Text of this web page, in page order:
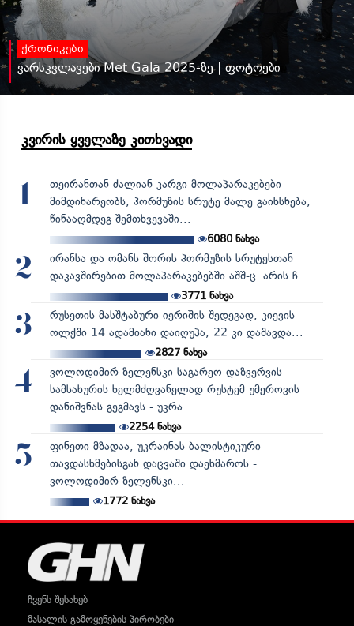
ქრონიკები
ვარსკვლავები Met Gala 2025-ზე | ფოტოები
კვირის ყველაზე კითხვადი
1
თეირანთან ძალიან კარგი მოლაპარაკებები
მიმდინარეობს, ჰორმუზის სრუტე მალე გაიხსნება,
წინააღმდეგ შემთხვევაში...
6080ნახვა
2
ირანსა და ომანს შორის ჰორმუზის სრუტესთან
დაკავშირებით მოლაპარაკებებში აშშ-ც არის ჩ...
3771ნახვა
3
რუსეთის მასშტაბური იერიშის შედეგად, კიევის
ოლქში 14 ადამიანი დაიღუპა, 22 კი დაშავდა...
2827ნახვა
4
ვოლოდიმირ ზელენსკი საგარეო დაზვერვის
სამსახურის ხელმძღვანელად რუსტემ უმეროვის
დანიშვნას გეგმავს - უკრა...
2254ნახვა
5
ფინეთი მზადაა, უკრაინას ბალისტიკური
თავდასხმებისგან დაცვაში დაეხმაროს -
ვოლოდიმირ ზელენსკი...
1772ნახვა
ჩვენს შესახებ
მასალის გამოყენების პირობები